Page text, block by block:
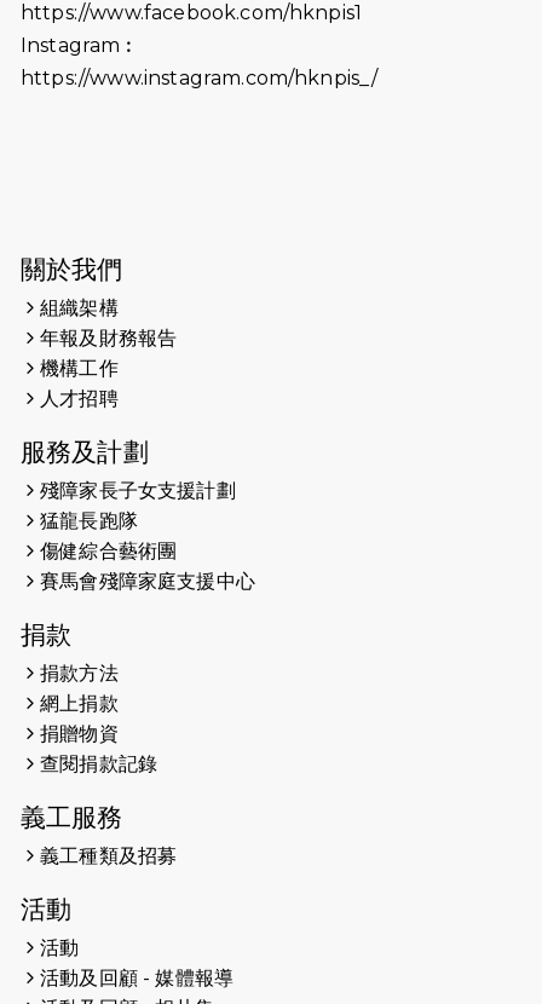
2026-06-18
猛龍長跑隊恆常練習 - 6月18日
2026-06-11
猛龍長跑隊恆常練習 - 6月11日（19:00
2026-05-22
2026-05-21
2026-05-14
（19:00開始）
2026-05-07
開始）
2026-04-30
2026-04-25
2026-04-24
2026-04-23
2026-04-19
2026-04-16
猛龍長跑隊恆常練習 - 4月16日
https://www.facebook.com/hknpis1
Instagram︰
https://www.instagram.com/hknpis_/
關於我們
組織架構
年報及財務報告
機構工作
人才招聘
服務及計劃
殘障家長子女支援計劃
猛龍長跑隊
傷健綜合藝術團
賽馬會殘障家庭支援中心
捐款
捐款方法
網上捐款
捐贈物資
查閱捐款記錄
義工服務
義工種類及招募
活動
活動
活動及回顧 - 媒體報導